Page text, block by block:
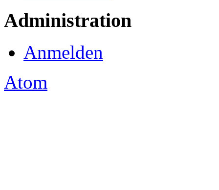
Administration
Anmelden
Atom